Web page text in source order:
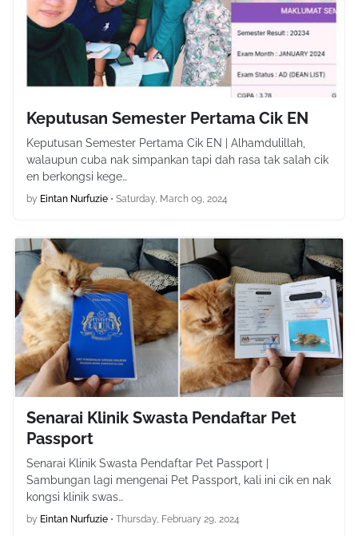
Keputusan Semester Pertama Cik EN
Keputusan Semester Pertama Cik EN | Alhamdulillah,
walaupun cuba nak simpankan tapi dah rasa tak salah cik
en berkongsi kege…
by Eintan Nurfuzie • Saturday, March 09, 2024
Senarai Klinik Swasta Pendaftar Pet
Passport
Senarai Klinik Swasta Pendaftar Pet Passport |
Sambungan lagi mengenai Pet Passport, kali ini cik en nak
kongsi klinik swas…
by Eintan Nurfuzie • Thursday, February 29, 2024